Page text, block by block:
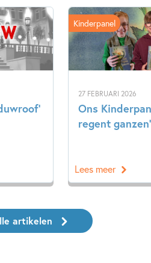
27 FEBRUARI 2026
Ons
regent ganzen’
Kinderpanel
Lees meer
artikelen